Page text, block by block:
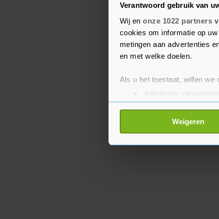
Verantwoord gebruik van
Wij en onze 1022 partners
cookies om informatie op
metingen aan advertenties
en met welke doelen.
Als u het toestaat, willen we
Informatie
Uw apparaat
Lees meer over hoe uw
toestemming op elk moment
Weigeren
Schwartzman, nummer
week ook de finale in
wereld moest het
Noorwegen.